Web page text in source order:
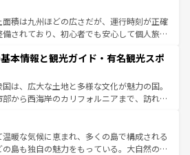
しい。
にはぜひ体験してほしい。 なお、新着の
コンテンツ一覧を参照してほしい。
る魅力がある。また、優雅なアフタヌーン
ル好きにはたまらない英国パブ、サッカー観
だからこそできる体験も豊富。イギリスを旅
照してほしい。
面積は九州ほどの広さだが、運行時刻が正確
備されており、初心者でも安心して個人旅行
ま残る町や、スイスならではのユニークな
アルプス観光だけでなく町歩きも満喫する
国民の所得が高いため物価も高いが、旅行
パス提供のサービスもあり、うまく活用すれ
は
本情報と観光ガイド・有名観光スポ
は、広大な土地と多様な文化が魅力の国。
部から西海岸のカリフォルニアまで、訪れる
市は、観光、ショッピング、エンターテイ
まった刺激的なスポットだ。一方、アメリカ
然が広がり、グランドキャニオンやイエロー
温暖な気候に恵まれ、多くの島で構成される
の島も独自の魅力をもっている。大自然の神